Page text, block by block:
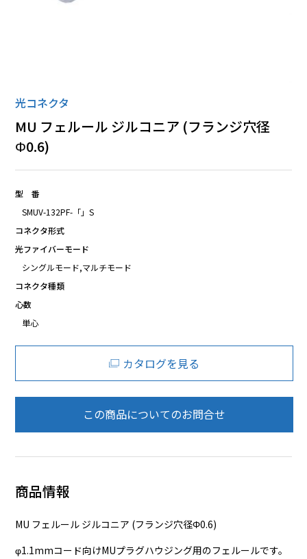
光コネクタ
MU フェルール ジルコニア (フランジ穴径
Φ0.6)
型 番
SMUV-132PF-「」S
コネクタ形式
光ファイバーモード
シングルモード,マルチモード
コネクタ種類
心数
単心
カタログを見る
この商品についてのお問合せ
商品情報
MU フェルール ジルコニア (フランジ穴径Φ0.6)
φ1.1mmコード向けMUプラグハウジング用のフェルールです。